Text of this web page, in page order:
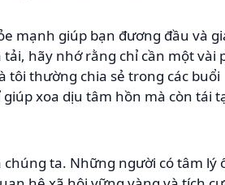
mạnh giúp bạn đương đầu và
hãy nhớ rằng chỉ cần một vài
thường chia sẻ trong các buổi
xoa dịu tâm hồn mà còn tái
chúng ta. Những người có tâm lý